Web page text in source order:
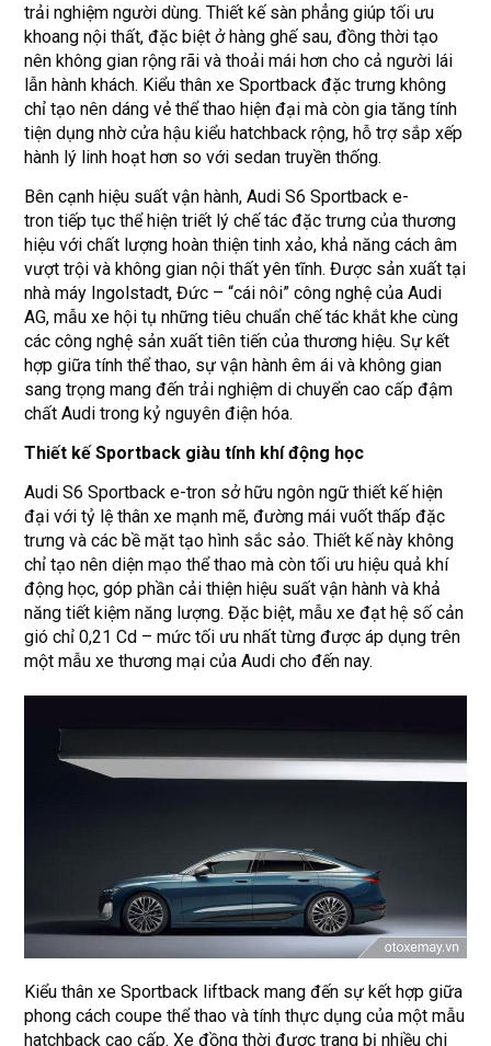
trải nghiệm người dùng. Thiết kế sàn phẳng giúp tối ưu
khoang nội thất, đặc biệt ở hàng ghế sau, đồng thời tạo
nên không gian rộng rãi và thoải mái hơn cho cả người lái
lẫn hành khách. Kiểu thân xe Sportback đặc trưng không
chỉ tạo nên dáng vẻ thể thao hiện đại mà còn gia tăng tính
tiện dụng nhờ cửa hậu kiểu hatchback rộng, hỗ trợ sắp xếp
hành lý linh hoạt hơn so với sedan truyền thống.
Bên cạnh hiệu suất vận hành, Audi S6 Sportback e-
tron tiếp tục thể hiện triết lý chế tác đặc trưng của thương
hiệu với chất lượng hoàn thiện tinh xảo, khả năng cách âm
vượt trội và không gian nội thất yên tĩnh. Được sản xuất tại
nhà máy Ingolstadt, Đức – “cái nôi” công nghệ của Audi
AG, mẫu xe hội tụ những tiêu chuẩn chế tác khắt khe cùng
các công nghệ sản xuất tiên tiến của thương hiệu. Sự kết
hợp giữa tính thể thao, sự vận hành êm ái và không gian
sang trọng mang đến trải nghiệm di chuyển cao cấp đậm
chất Audi trong kỷ nguyên điện hóa.
Thiết kế Sportback giàu tính khí động học
Audi S6 Sportback e-tron sở hữu ngôn ngữ thiết kế hiện
đại với tỷ lệ thân xe mạnh mẽ, đường mái vuốt thấp đặc
trưng và các bề mặt tạo hình sắc sảo. Thiết kế này không
chỉ tạo nên diện mạo thể thao mà còn tối ưu hiệu quả khí
động học, góp phần cải thiện hiệu suất vận hành và khả
năng tiết kiệm năng lượng. Đặc biệt, mẫu xe đạt hệ số cản
gió chỉ 0,21 Cd – mức tối ưu nhất từng được áp dụng trên
một mẫu xe thương mại của Audi cho đến nay.
Kiểu thân xe Sportback liftback mang đến sự kết hợp giữa
phong cách coupe thể thao và tính thực dụng của một mẫu
hatchback cao cấp. Xe đồng thời được trang bị nhiều chi